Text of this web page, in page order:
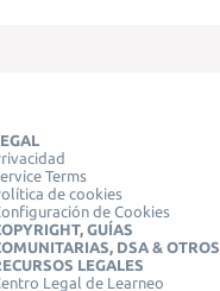
Terms
de cookies
de Cookies
GUÍAS
DSA & OTROS
LEGALES
Legal de Learneo